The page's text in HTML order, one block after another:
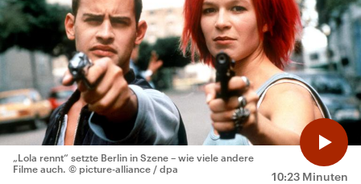
10:23 Minuten
„Lola rennt“ setzte Berlin in Szene – wie viele andere
Filme auch. © picture-alliance / dpa